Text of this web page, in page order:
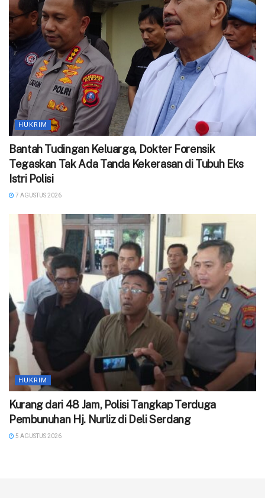
HUKRIM
Bantah Tudingan Keluarga, Dokter Forensik
Tegaskan Tak Ada Tanda Kekerasan di Tubuh Eks
Istri Polisi
7 AGUSTUS 2026
HUKRIM
‎Kurang dari 48 Jam, Polisi Tangkap Terduga
Pembunuhan Hj. Nurliz di Deli Serdang
5 AGUSTUS 2026